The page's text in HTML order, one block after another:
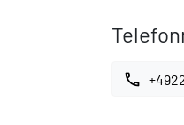
call